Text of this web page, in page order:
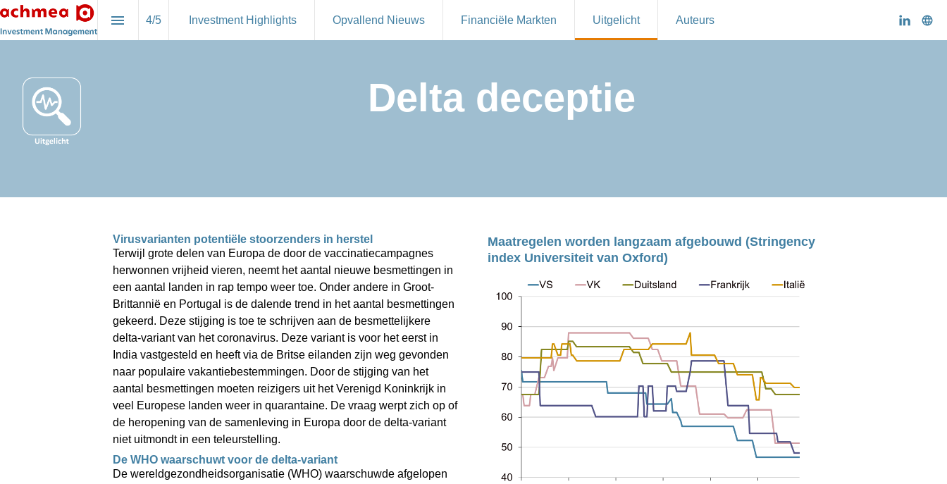
4/5 Investment Highlights Opvallend Nieuws Financiële Markten Uitgelicht Auteurs
Delta deceptie
Virusvarianten potentiële stoorzenders in herstel
Terwijl grote delen van Europa de door de vaccinatiecampagnes
herwonnen vrijheid vieren, neemt het aantal nieuwe besmettingen in
een aantal landen in rap tempo weer toe. Onder andere in Groot-
Brittannië en Portugal is de dalende trend in het aantal besmettingen
gekeerd. Deze stijging is toe te schrijven aan de besmettelijkere
delta-variant van het coronavirus. Deze variant is voor het eerst in
India vastgesteld en heeft via de Britse eilanden zijn weg gevonden
naar populaire vakantiebestemmingen. Door de stijging van het
aantal besmettingen moeten reizigers uit het Verenigd Koninkrijk in
veel Europese landen weer in quarantaine. De vraag werpt zich op of
de heropening van de samenleving in Europa door de delta-variant
niet uitmondt in een teleurstelling.
De WHO waarschuwt voor de delta-variant
De wereldgezondheidsorganisatie (WHO) waarschuwde afgelopen
Maatregelen worden langzaam afgebouwd (Stringency
index Universiteit van Oxford)